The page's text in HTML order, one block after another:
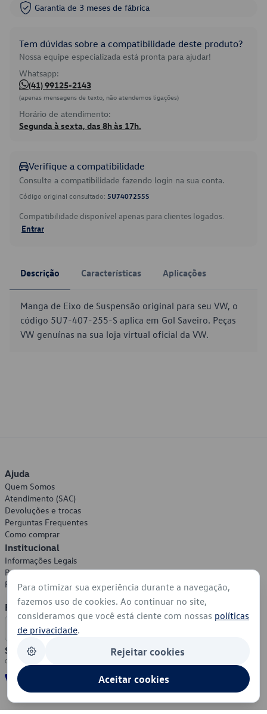
Garantia de 3 meses de fábrica
Tem dúvidas sobre a compatibilidade deste produto?
Nossa equipe especializada está pronta para ajudar!
Whatsapp:
(41) 99125-2143
(apenas mensagens de texto, não atendemos ligações)
Horário de atendimento:
Segunda à sexta, das 8h às 17h.
Verifique a compatibilidade
Consulte a compatibilidade fazendo login na sua conta.
Código original consultado: 5U7407255S
Compatibilidade disponível apenas para clientes logados.
Entrar
Descrição Características Aplicações
Manga de Eixo de Suspensão original para seu VW, o
código 5U7-407-255-S aplica em Gol Saveiro. Peças
VW genuínas na sua loja virtual oficial da VW.
Ajuda
Quem Somos
Atendimento (SAC)
Devoluções e trocas
Perguntas Frequentes
Como comprar
Institucional
Informações Legais
Política de Privacidade
Política de Cookies
Formas de Pagamento
Segurança
Para otimizar sua experiência durante a navegação,
fazemos uso de cookies. Ao continuar no site,
consideramos que você está ciente com nossas políticas
de privacidade.
Rejeitar cookies
Aceitar cookies